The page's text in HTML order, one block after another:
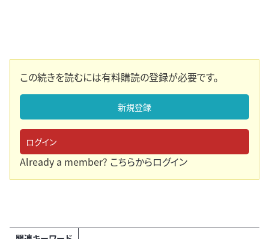
この続きを読むには有料購読の登録が必要です。
新規登録
ログイン
Already a member? こちらからログイン